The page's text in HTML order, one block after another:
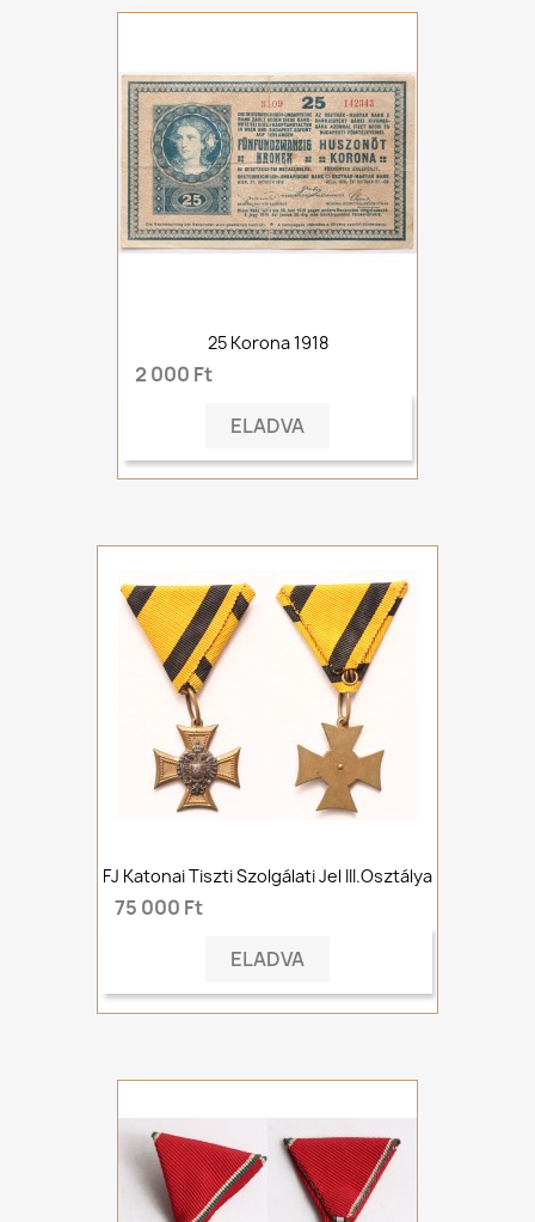
25 Korona 1918
2 000 Ft
ELADVA
FJ Katonai Tiszti Szolgálati Jel III.osztálya
75 000 Ft
ELADVA